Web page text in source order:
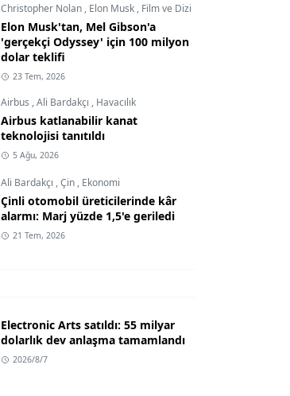
Christopher Nolan , Elon Musk , Film ve Dizi
Elon Musk'tan, Mel Gibson'a
'gerçekçi Odyssey' için 100 milyon
dolar teklifi
23 Tem, 2026
Airbus ,Ali Bardakçı , Havacılık
Airbus katlanabilir kanat
teknolojisi tanıtıldı
5 Ağu, 2026
Ali Bardakçı ,Çin , Ekonomi
Çinli otomobil üreticilerinde kâr
alarmı: Marj yüzde 1,5'e geriledi
21 Tem, 2026
Electronic Arts satıldı: 55 milyar
dolarlık dev anlaşma tamamlandı
2026/8/7